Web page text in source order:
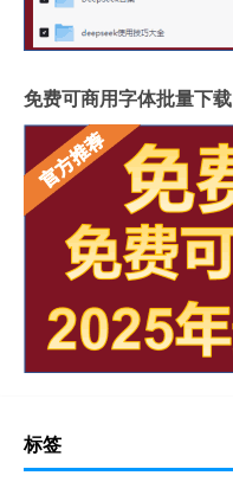
免费可商用字体批量下载
标签